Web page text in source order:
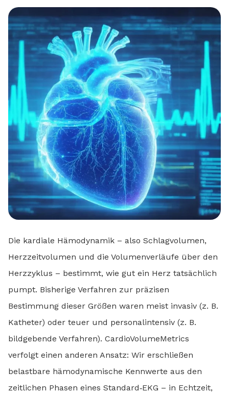
Die kardiale Hämodynamik – also Schlagvolumen,
Herzzeitvolumen und die Volumenverläufe über den
Herzzyklus – bestimmt, wie gut ein Herz tatsächlich
pumpt. Bisherige Verfahren zur präzisen
Bestimmung dieser Größen waren meist invasiv (z. B.
Katheter) oder teuer und personalintensiv (z. B.
bildgebende Verfahren). CardioVolumeMetrics
verfolgt einen anderen Ansatz: Wir erschließen
belastbare hämodynamische Kennwerte aus den
zeitlichen Phasen eines Standard‑EKG – in Echtzeit,